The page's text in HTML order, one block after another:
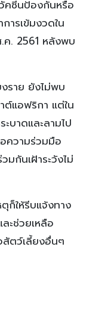
คซีนป้องกันหรือ
ารเข้มงวดใน
. 2561 หลังพบ
งราย ยังไม่พบ
ต์แอฟริกา แต่ใน
ะบาดและลามไป
ความร่วมมือ
มกันเฝ้าระวังไม่
ก็ให้รีบแจ้งทาง
ะช่วยเหลือ
ตว์เลี้ยงอื่นๆ